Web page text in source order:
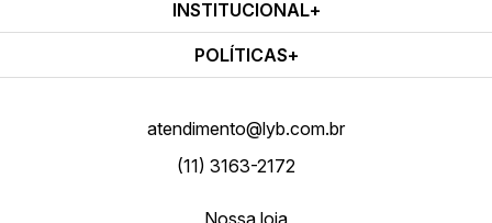
INSTITUCIONAL
POLÍTICAS
atendimento@lyb.com.br
(11) 3163-2172
Nossa loja